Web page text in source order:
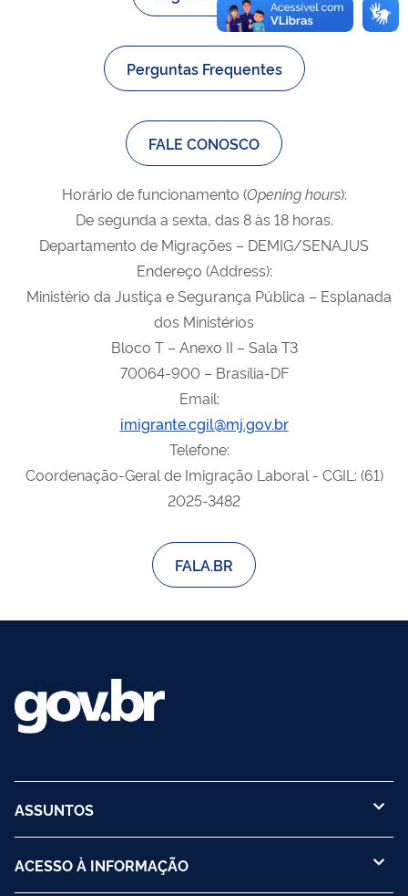
Perguntas Frequentes
FALE CONOSCO
Horário de funcionamento (Opening hours):
De segunda a sexta, das 8 às 18 horas.
Departamento de Migrações – DEMIG/SENAJUS
Endereço (Address):
Ministério da Justiça e Segurança Pública – Esplanada
dos Ministérios
Bloco T – Anexo II – Sala T3
70064-900 – Brasília-DF
Email:
imigrante.cgil@mj.gov.br
Telefone:
Coordenação-Geral de Imigração Laboral - CGIL: (61)
2025-3482
FALA.BR
ASSUNTOS
ACESSO À INFORMAÇÃO